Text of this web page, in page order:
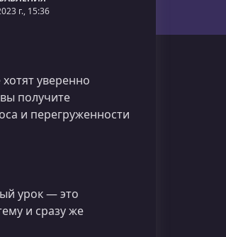
г., 15:36
уверенно
получите
и перегруженности
урок — это
и сразу же